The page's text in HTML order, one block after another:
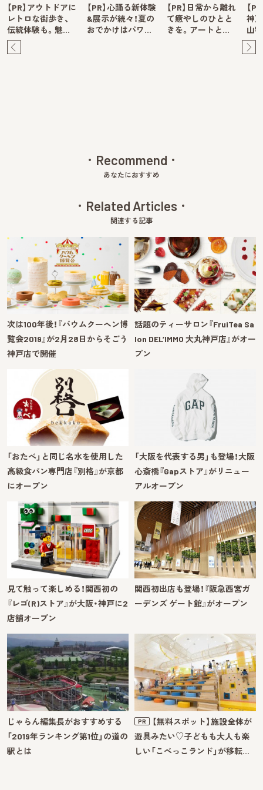
【PR】アウトドアに
レトロな街歩き、
伝統体験も。魅…
【PR】心踊る新体験
&展示が続々！夏の
おでかけはパワ…
【PR】日常から離れ
て癒やしのひとと
きを。アートと…
【
神
山
Recommend
あなたにおすすめ
Related Articles
関連する記事
次は100年後！『バウムクーヘン博
覧会2019』が2月28日からそごう
神戸店で開催
話題のティーサロン『FruiTea Sa
lon DEL’IMMO 大丸神戸店』がオー
プン
「おたべ」と同じ名水を使用した
高級食パン専門店『別格』が京都
にオープン
「大阪を代表する男」も登場！大阪
心斎橋『Gapストア』がリニュー
アルオープン
見て触って楽しめる！関西初の
『レゴ(R)ストア』が大阪・神戸に2
店舗オープン
関西初出店も登場！『阪急西宮ガ
ーデンズ ゲート館』がオープン
じゃらん編集長がおすすめする
「2019年ランキング第1位」の道の
駅とは
PR
【無料スポット】施設全体が
遊具みたい♡子どもも大人も楽
しい「こべっこランド」が移転…